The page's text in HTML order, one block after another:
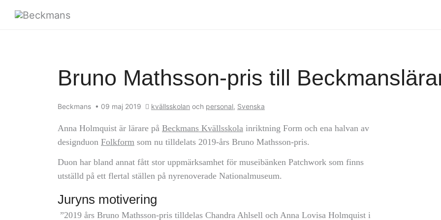
Bruno Mathsson-pris till
Beckmans • 09 maj 2019 kvällsskolan och personal, Svenska
Anna Holmquist är lärare på Beckmans Kvällsskola inriktning Form och ena halvan av
designduon Folkform som nu tilldelats 2019-års Bruno Mathsson-pris.
Duon har bland annat fått stor uppmärksamhet för museibänken Patchwork som finns
utställd på ett flertal ställen på nyrenoverade Nationalmuseum.
Juryns motivering
”2019 års Bruno Mathsson-pris tilldelas Chandra Ahlsell och Anna Lovisa Holmquist i